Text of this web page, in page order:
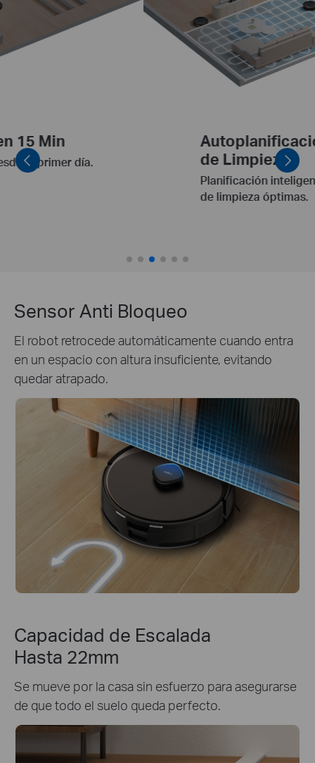
de Rutas
Sensor Anti Bloqueo
El robot retrocede automáticamente cuando entra
en un espacio con altura insuficiente, evitando
quedar atrapado.
Capacidad de Escalada
Hasta 22mm
Se mueve por la casa sin esfuerzo para asegurarse
de que todo el suelo queda perfecto.